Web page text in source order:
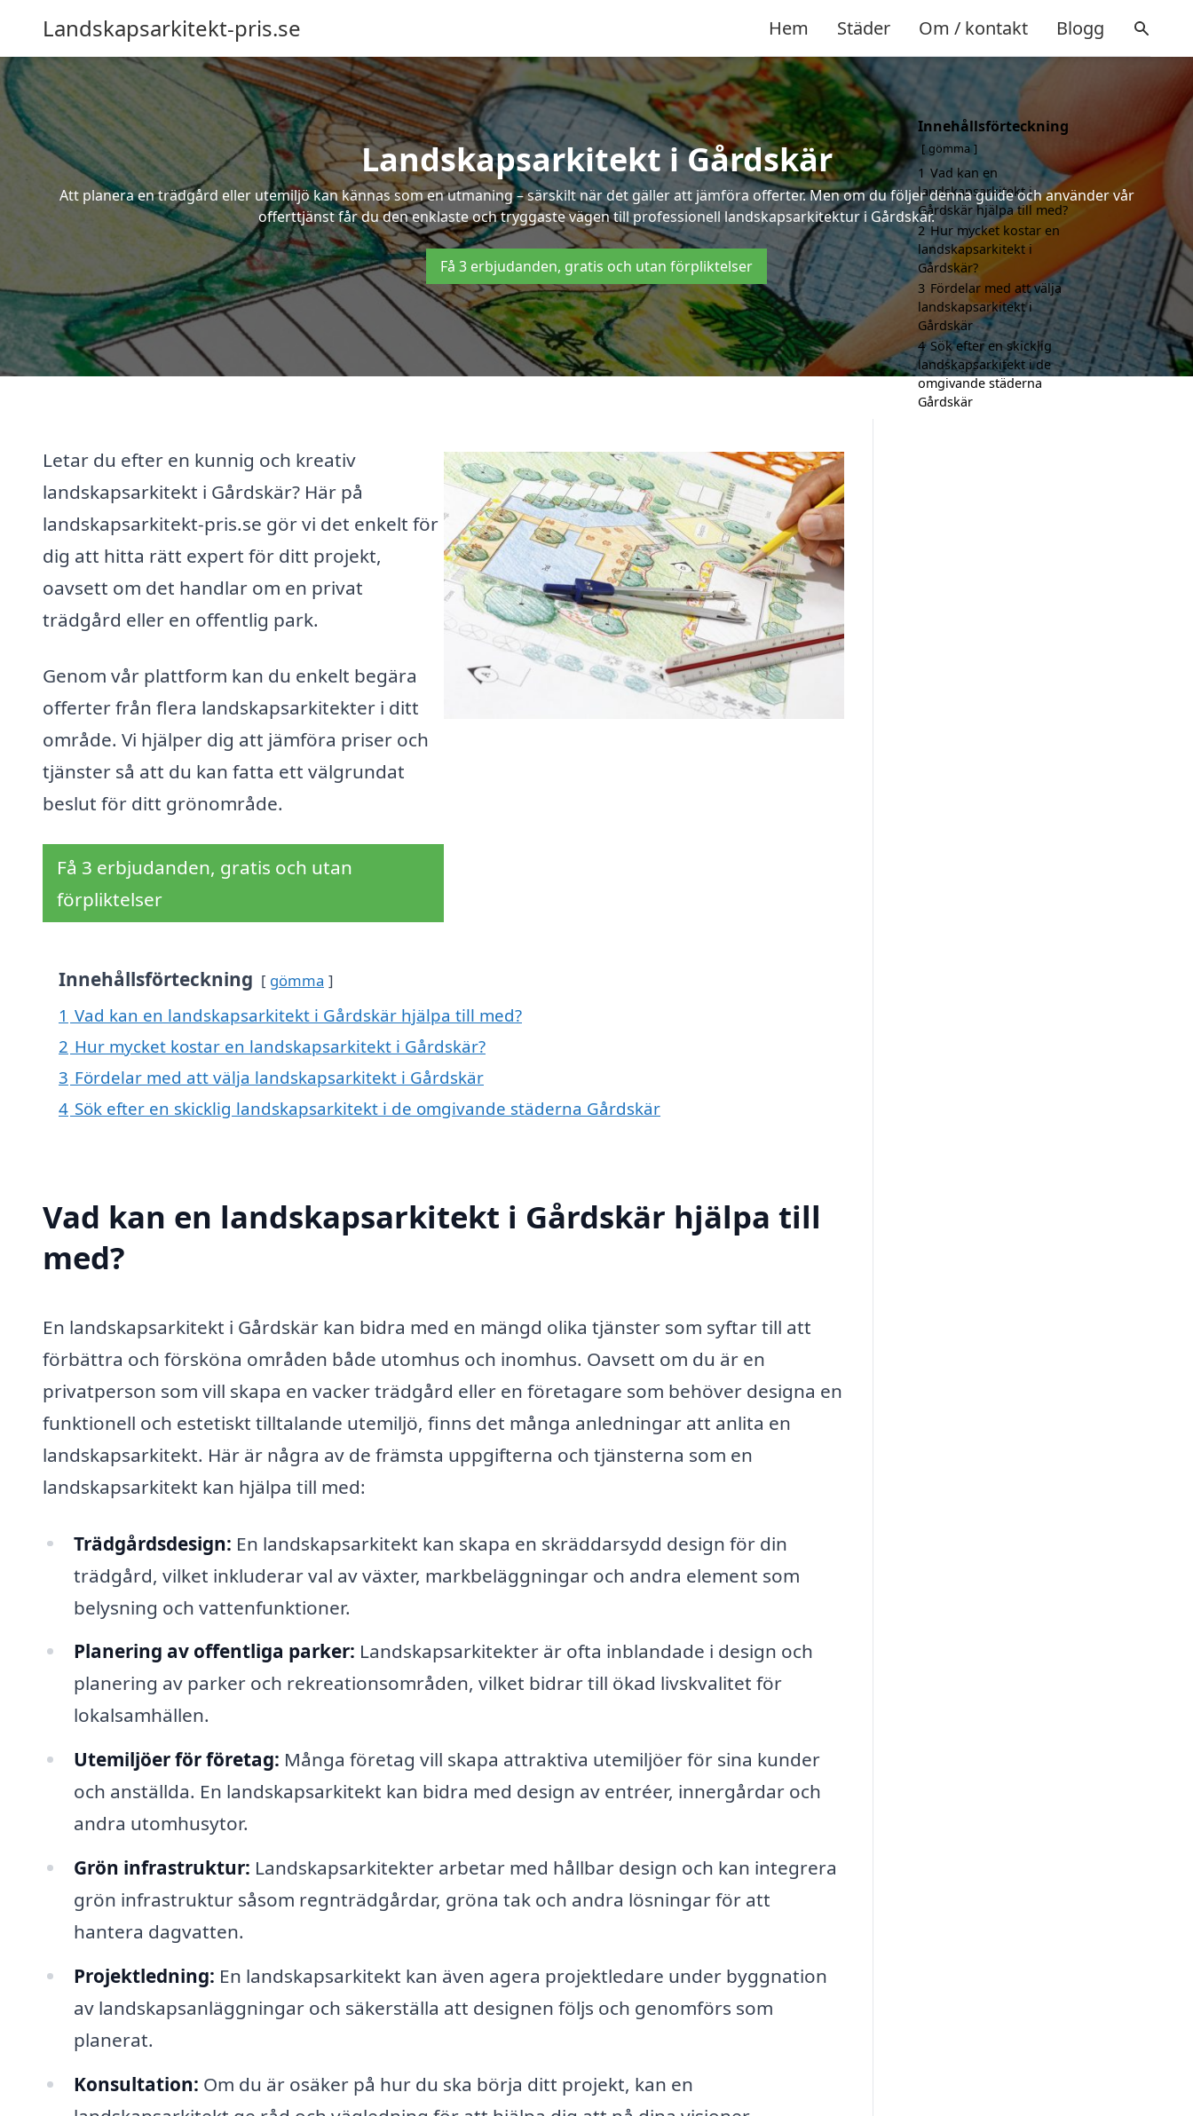
Landskapsarkitekt-pris.se Hem Städer Om / kontakt Blogg
Landskapsarkitekt i Gårdskär
Att planera en trädgård eller utemiljö kan kännas som en utmaning – särskilt när det gäller att jämföra offerter. Men om du följer denna guide och använder vår
offerttjänst får du den enklaste och tryggaste vägen till professionell landskapsarkitektur i Gårdskär.
Få 3 erbjudanden, gratis och utan förpliktelser
Letar du efter en kunnig och kreativ
landskapsarkitekt i Gårdskär? Här på
landskapsarkitekt-pris.se gör vi det enkelt för
dig att hitta rätt expert för ditt projekt,
oavsett om det handlar om en privat
trädgård eller en offentlig park.
Genom vår plattform kan du enkelt begära
offerter från flera landskapsarkitekter i ditt
område. Vi hjälper dig att jämföra priser och
tjänster så att du kan fatta ett välgrundat
beslut för ditt grönområde.
Få 3 erbjudanden, gratis och utan
förpliktelser
Innehållsförteckning gömma
1 Vad kan en landskapsarkitekt i Gårdskär hjälpa till med?
2 Hur mycket kostar en landskapsarkitekt i Gårdskär?
3 Fördelar med att välja landskapsarkitekt i Gårdskär
4 Sök efter en skicklig landskapsarkitekt i de omgivande städerna Gårdskär
Vad kan en landskapsarkitekt i Gårdskär hjälpa till
med?
En landskapsarkitekt i Gårdskär kan bidra med en mängd olika tjänster som syftar till att
förbättra och försköna områden både utomhus och inomhus. Oavsett om du är en
privatperson som vill skapa en vacker trädgård eller en företagare som behöver designa en
funktionell och estetiskt tilltalande utemiljö, finns det många anledningar att anlita en
landskapsarkitekt. Här är några av de främsta uppgifterna och tjänsterna som en
landskapsarkitekt kan hjälpa till med:
Trädgårdsdesign: En landskapsarkitekt kan skapa en skräddarsydd design för din
trädgård, vilket inkluderar val av växter, markbeläggningar och andra element som
belysning och vattenfunktioner.
Planering av offentliga parker: Landskapsarkitekter är ofta inblandade i design och
planering av parker och rekreationsområden, vilket bidrar till ökad livskvalitet för
lokalsamhällen.
Utemiljöer för företag: Många företag vill skapa attraktiva utemiljöer för sina kunder
och anställda. En landskapsarkitekt kan bidra med design av entréer, innergårdar och
andra utomhusytor.
Grön infrastruktur: Landskapsarkitekter arbetar med hållbar design och kan integrera
grön infrastruktur såsom regnträdgårdar, gröna tak och andra lösningar för att
hantera dagvatten.
Projektledning: En landskapsarkitekt kan även agera projektledare under byggnation
av landskapsanläggningar och säkerställa att designen följs och genomförs som
planerat.
Konsultation: Om du är osäker på hur du ska börja ditt projekt, kan en
Innehållsförteckning
gömma
1 Vad kan en
landskapsarkitekt i
Gårdskär hjälpa till med?
2 Hur mycket kostar en
landskapsarkitekt i
Gårdskär?
3 Fördelar med att välja
landskapsarkitekt i
Gårdskär
4 Sök efter en skicklig
landskapsarkitekt i de
omgivande städerna
Gårdskär